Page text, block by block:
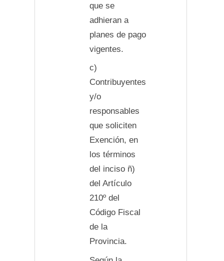
que se
adhieran a
planes de pago
vigentes.
c)
Contribuyentes
y/o
responsables
que soliciten
Exención, en
los términos
del inciso ñ)
del Artículo
210º del
Código Fiscal
de la
Provincia.